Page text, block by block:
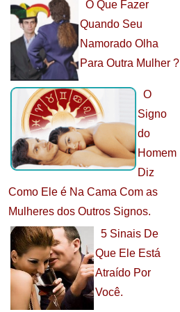
O Que Fazer
Quando Seu
Namorado Olha
Para Outra Mulher ?
O
Signo
do
Homem
Diz
Como Ele é Na Cama Com as
Mulheres dos Outros Signos.
5 Sinais De
Que Ele Está
Atraído Por
Você.